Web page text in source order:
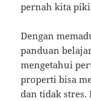
pernah kita
Dengan
panduan
mengetahui
properti bisa
dan tidak